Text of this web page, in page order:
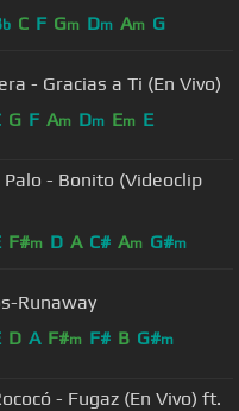
b C F Gm Dm Am G
- Gracias a Ti (En Vivo)
G F Am Dm Em E
Palo - Bonito (Videoclip
F#m D A C# Am G#m
Runaway
D A F#m F# B G#m
- Fugaz (En Vivo) ft.